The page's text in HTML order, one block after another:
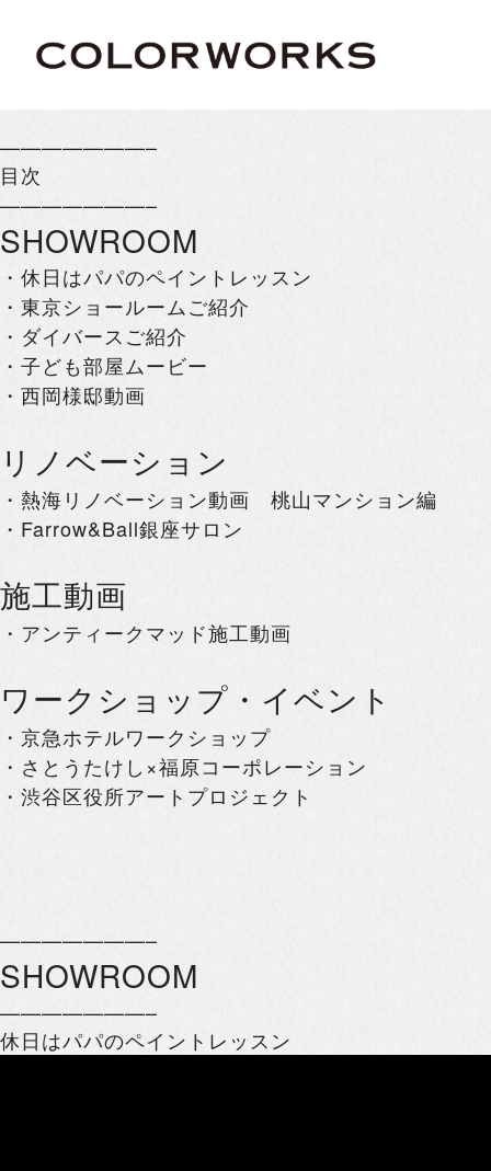
———————–
目次
———————–
SHOWROOM
・休日はパパのペイントレッスン
・東京ショールームご紹介
・ダイバースご紹介
・子ども部屋ムービー
・西岡様邸動画
リノベーション
・熱海リノベーション動画 桃山マンション編
・Farrow&Ball銀座サロン
施工動画
・アンティークマッド施工動画
ワークショップ・イベント
・京急ホテルワークショップ
・さとうたけし×福原コーポレーション
・渋谷区役所アートプロジェクト
———————–
SHOWROOM
———————–
休日はパパのペイントレッスン